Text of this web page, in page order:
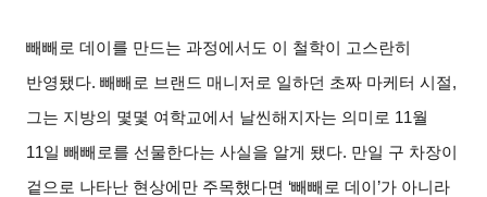
빼빼로 데이를 만드는 과정에서도 이 철학이 고스란히
반영됐다. 빼빼로 브랜드 매니저로 일하던 초짜 마케터 시절,
그는 지방의 몇몇 여학교에서 날씬해지자는 의미로 11월
11일 빼빼로를 선물한다는 사실을 알게 됐다. 만일 구 차장이
겉으로 나타난 현상에만 주목했다면 ‘빼빼로 데이’가 아니라